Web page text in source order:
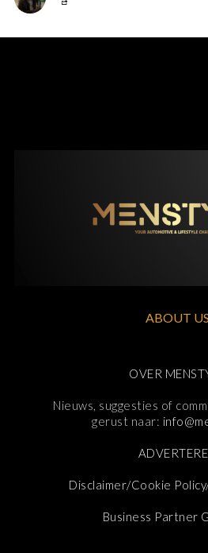
ABOUT US
OVER
Nieuws, suggesties of
gerust naar:
Disclaimer/Cookie
Business Partner